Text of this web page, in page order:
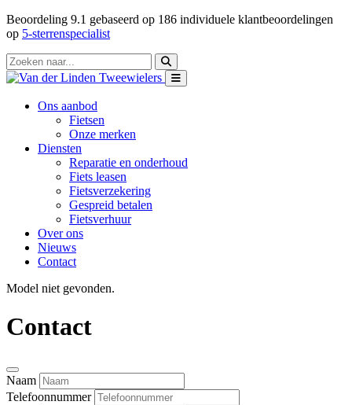
Beoordeling 9.1 gebaseerd op 186 individuele klantbeoordelingen
op 5-sterrenspecialist
Ons aanbod
Fietsen
Onze merken
Diensten
Reparatie en onderhoud
Fiets leasen
Fietsverzekering
Gespreid betalen
Fietsverhuur
Over ons
Nieuws
Contact
Model niet gevonden.
Contact
Naam
Telefoonnummer